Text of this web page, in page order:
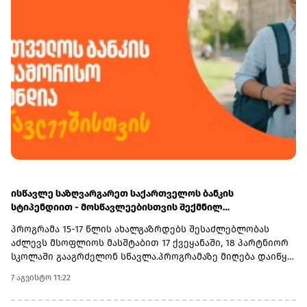
სახით ჯამში - 36 205 ლარით დაჯარიმდა.
ისწავლე საზღვარგარეთ საქართველოს ბანკის
სტიპენდიით - მოსწავლეებისთვის შექმნილ
პროგრამა 15-17 წლის ახალგაზრდებს შესაძლებლობას
აძლევს მსოფლიოს მასშტაბით 17 ქვეყანაში, 18 პარტნიორ
სკოლაში გააგრძელონ სწავლა.პროგრამაზე მიღება დაიწყო
ეწვიეთ ვებგვერდს. ინფორმაციისთვის, გაერთიანებული
მსოფლიო სკოლები (UWC) წარმოადგენს საერთაშორისო
7 აგვისტო 11:22